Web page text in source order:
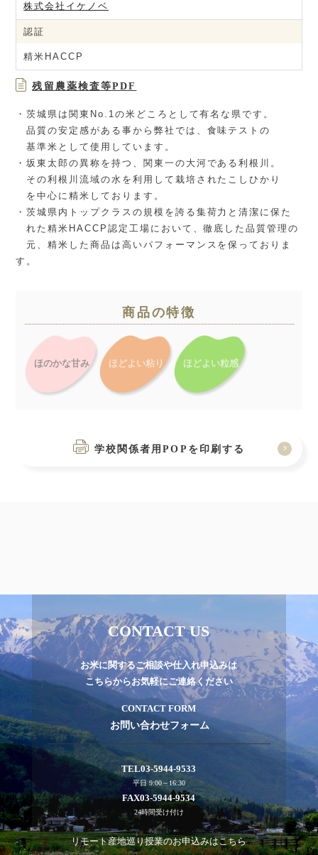
株式会社イケノベ
認証
精米HACCP
残留農薬検査等PDF
・茨城県は関東No.1の米どころとして有名な県です。
品質の安定感がある事から弊社では、食味テストの
基準米として使用しています。
・坂東太郎の異称を持つ、関東一の大河である利根川。
その利根川流域の水を利用して栽培されたこしひかり
を中心に精米しております。
・茨城県内トップクラスの規模を誇る集荷力と清潔に保た
れた精米HACCP認定工場において、徹底した品質管理の
元、精米した商品は高いパフォーマンスを保っておりま
す。
商品の特徴
ほのかな甘み ほどよい粘り ほどよい粒感
学校関係者用POPを印刷する
CONTACT US
お米に関するご相談や仕入れ申込みは
こちらからお気軽にご連絡ください
CONTACT FORM
お問い合わせフォーム
TEL03-5944-9533
平日 9:00～16:30
FAX03-5944-9534
24時間受け付け
リモート産地巡り授業のお申込みはこちら